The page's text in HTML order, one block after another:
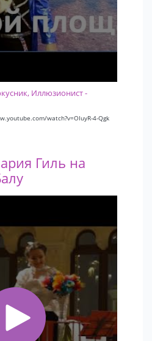
Иллюзионист -
watch?v=OIuyR-4-Qgk
Гиль на